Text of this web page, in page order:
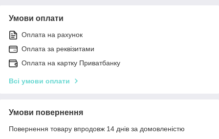
Умови оплати
Оплата на рахунок
Оплата за реквізитами
Оплата на картку Приватбанку
Всі умови оплати
Умови повернення
Повернення товару впродовж 14 днів за домовленістю